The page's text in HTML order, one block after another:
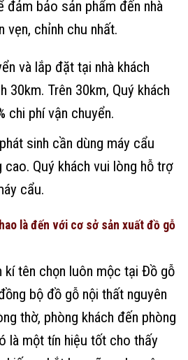
đảm bảo sản phẩm đến nhà
vẹn, chỉnh chu nhất.
và lắp đặt tại nhà khách
30km. Trên 30km, Quý khách
chi phí vận chuyển.
sinh cần dùng máy cẩu
cao. Quý khách vui lòng hỗ trợ
cẩu.
là đến với cơ sở sản xuất đồ gỗ
kí tên chọn luôn mộc tại Đồ gỗ
bộ đồ gỗ nội thất nguyên
thờ, phòng khách đến phòng
là một tín hiệu tốt cho thấy